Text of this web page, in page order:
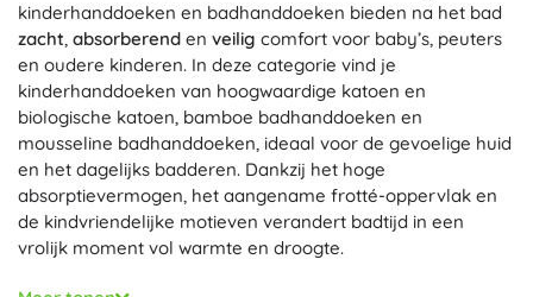
kinderhanddoeken en badhanddoeken bieden na het bad
zacht, absorberend en veilig comfort voor baby’s, peuters
en oudere kinderen. In deze categorie vind je
kinderhanddoeken van hoogwaardige katoen en
biologische katoen, bamboe badhanddoeken en
mousseline badhanddoeken, ideaal voor de gevoelige huid
en het dagelijks badderen. Dankzij het hoge
absorptievermogen, het aangename frotté-oppervlak en
de kindvriendelijke motieven verandert badtijd in een
vrolijk moment vol warmte en droogte.
Een praktische handdoek met capuchon en een badcape